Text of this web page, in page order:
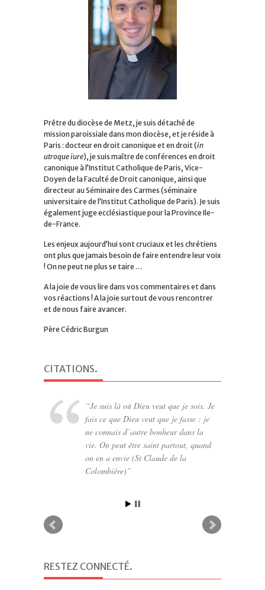
Prêtre du diocèse de Metz, je suis détaché de
mission paroissiale dans mon diocèse, et je réside à
Paris : docteur en droit canonique et en droit (in
utroque iure), je suis maître de conférences en droit
canonique à l’Institut Catholique de Paris, Vice-
Doyen de la Faculté de Droit canonique, ainsi que
directeur au Séminaire des Carmes (séminaire
universitaire de l’Institut Catholique de Paris). Je suis
également juge ecclésiastique pour la Province Ile-
de-France.
Les enjeux aujourd’hui sont cruciaux et les chrétiens
ont plus que jamais besoin de faire entendre leur voix
! On ne peut ne plus se taire …
A la joie de vous lire dans vos commentaires et dans
vos réactions ! A la joie surtout de vous rencontrer
et de nous faire avancer.
Père Cédric Burgun
CITATIONS.
Je suis là où Dieu veut que je sois. Je
fais ce que Dieu veut que je fasse : je
ne connais d’autre bonheur dans la
vie. On peut être saint partout, quand
on en a envie (St Claude de la
Colombière)
RESTEZ CONNECTÉ.